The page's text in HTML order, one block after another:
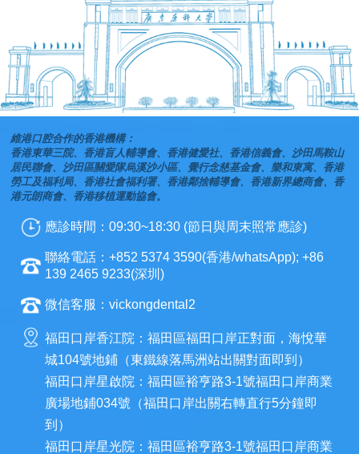
維港口腔合作的香港機構：
香港東華三院、香港盲人輔導會、香港健愛社、香港信義會、沙田馬鞍山
居民聯會、沙田區關愛隊烏溪沙小區、覺行念慈基金會、樂和東寓、香港
勞工及福利局、香港社會福利署、香港鄰捨輔導會、香港新界總商會、香
港元朗商會、香港移植運動協會。
應診時間：09:30~18:30 (節日與周末照常應診)
聯絡電話：+852 5374 3590(香港/whatsApp); +86
139 2465 9233(深圳)
微信客服：vickongdental2
福田口岸香江院：福田區福田口岸正對面，海悅華
城104號地鋪（東鐵線落馬洲站出關對面即到）
福田口岸星啟院：福田區裕亨路3-1號福田口岸商業
廣場地鋪034號（福田口岸出關右轉直行5分鐘即
到）
福田口岸星光院：福田區裕亨路3-1號福田口岸商業